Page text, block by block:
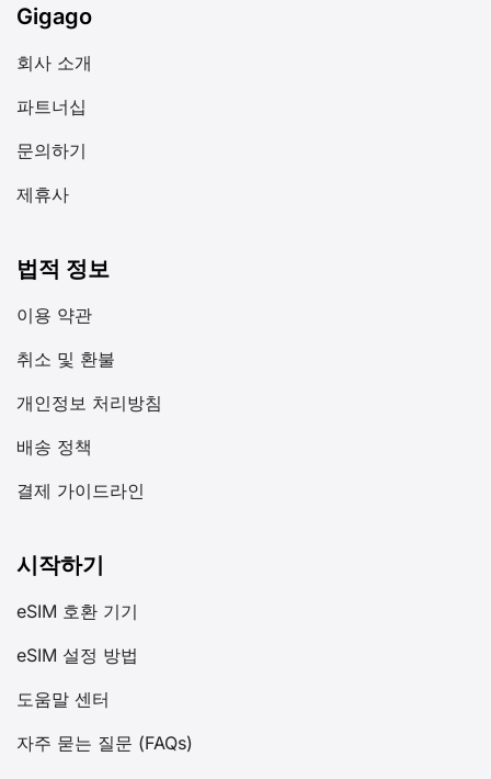
Gigago
회사 소개
파트너십
문의하기
제휴사
법적 정보
이용 약관
취소 및 환불
개인정보 처리방침
배송 정책
결제 가이드라인
시작하기
eSIM 호환 기기
eSIM 설정 방법
도움말 센터
자주 묻는 질문 (FAQs)